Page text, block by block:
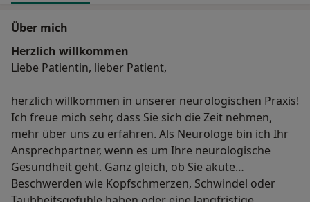
Über mich
Herzlich willkommen
Liebe Patientin, lieber Patient,
herzlich willkommen in unserer neurologischen Praxis!
Ich freue mich sehr, dass Sie sich die Zeit nehmen,
mehr über uns zu erfahren. Als Neurologe bin ich Ihr
Ansprechpartner, wenn es um Ihre neurologische
Gesundheit geht. Ganz gleich, ob Sie akute
Beschwerden wie Kopfschmerzen, Schwindel oder